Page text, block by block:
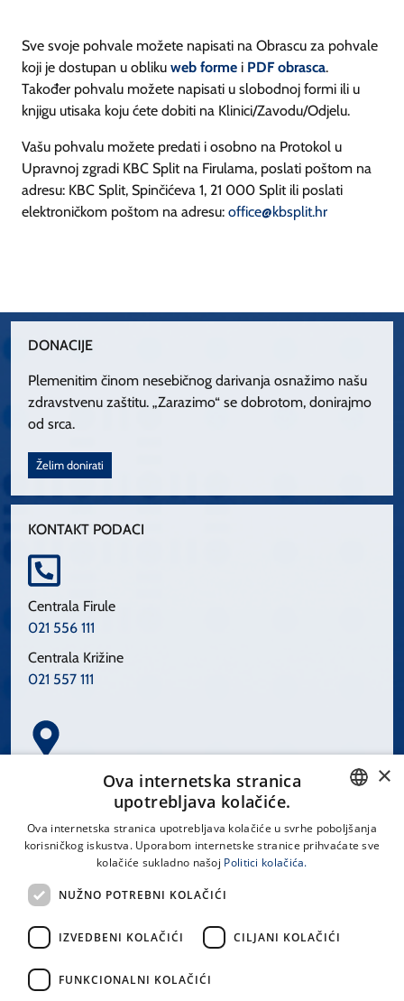
Sve svoje pohvale možete napisati na Obrascu za pohvale
koji je dostupan u obliku web forme i PDF obrasca.
Također pohvalu možete napisati u slobodnoj formi ili u
knjigu utisaka koju ćete dobiti na Klinici/Zavodu/Odjelu.
Vašu pohvalu možete predati i osobno na Protokol u
Upravnoj zgradi KBC Split na Firulama, poslati poštom na
adresu: KBC Split, Spinčićeva 1, 21 000 Split ili poslati
elektroničkom poštom na adresu: office@kbsplit.hr
DONACIJE
Plemenitim činom nesebičnog darivanja osnažimo našu
zdravstvenu zaštitu. „Zarazimo“ se dobrotom, donirajmo
od srca.
Želim donirati
KONTAKT PODACI
Centrala Firule
021 556 111
Centrala Križine
021 557 111
Spinčićeva 1, 21000 Split
LINKOVI
Uvjeti korištenja
CROATIAN
×
Ova internetska stranica
upotrebljava kolačiće.
Ova internetska stranica upotrebljava kolačiće u svrhe poboljšanja
korisničkog iskustva. Uporabom internetske stranice prihvaćate sve
kolačiće sukladno našoj Politici kolačića.
NUŽNO POTREBNI KOLAČIĆI
IZVEDBENI KOLAČIĆI CILJANI KOLAČIĆI
FUNKCIONALNI KOLAČIĆI